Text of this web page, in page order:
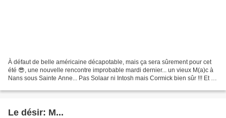
À défaut de belle américaine décapotable, mais ça sera sûrement pour cet
été 😎, une nouvelle rencontre improbable mardi dernier... un vieux M(a)c à
Nans sous Sainte Anne... Pas Solaar ni Intosh mais Cormick bien sûr !!! Et de
Le désir: M...